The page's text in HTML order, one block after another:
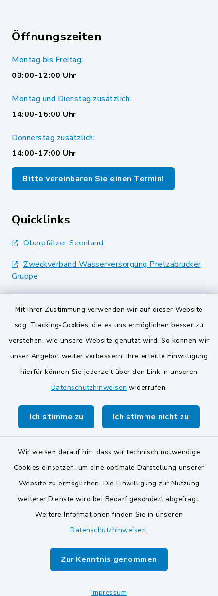
Mit Ihrer Zustimmung verwenden wir auf dieser Website
sog. Tracking-Cookies, die es uns ermöglichen besser zu
verstehen, wie unsere Website genutzt wird. So können wir
unser Angebot weiter verbessern. Ihre erteilte Einwilligung
hierfür können Sie jederzeit über den Link in unseren
Datenschutzhinweisen widerrufen.
Ich stimme zu Ich stimme nicht zu
Wir weisen darauf hin, dass wir technisch notwendige
Cookies einsetzen, um eine optimale Darstellung unserer
Website zu ermöglichen. Die Einwilligung zur Nutzung
weiterer Dienste wird bei Bedarf gesondert abgefragt.
Weitere Informationen finden Sie in unseren
Datenschutzhinweisen.
Zur Kenntnis genommen
Impressum
Öffnungszeiten
Montag bis Freitag:
08:00-12:00 Uhr
Montag und Dienstag zusätzlich:
14:00-16:00 Uhr
Donnerstag zusätzlich:
14:00-17:00 Uhr
Bitte vereinbaren Sie einen Termin!
Quicklinks
Oberpfälzer Seenland
Zweckverband Wasserversorgung Pretzabrucker
Gruppe
Landkreis Schwandorf
VG und Gemeinden
Gemeinde Schwarzach bei Nabburg
Gemeinde Stulln
Verwaltungsgemeinschaft Schwarzenfeld
Barrierefreiheit
Impressum